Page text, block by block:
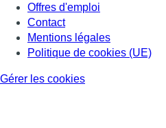
Offres d'emploi
Contact
Mentions légales
Politique de cookies (UE)
Gérer les cookies